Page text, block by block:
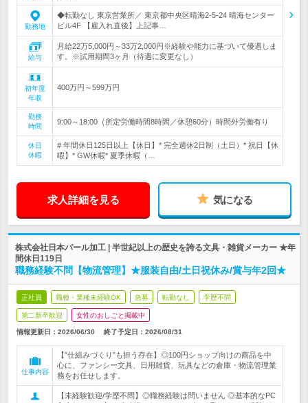
勤務地
◆転勤なし 東京営業所／ 東京都中央区晴海2-5-24 晴海センター
ビル4F 【雇入れ直後】上記事…
給与
月給22万5,000円～33万2,000円※経験や能力に基づいて優遇しま
す。※試用期間3ヶ月（待遇に変更なし）
初年度
年収
400万円～599万円
勤務
時間
9:00～18:00（所定労働時間8時間／休憩60分）時間外労働有り
休日
休暇
# 年間休日125日以上【休日】* 完全週休2日制（土日）* 祝日【休
暇】* GW休暇* 夏季休暇（…
求人詳細を見る 気になる
株式会社日本パール加工 | 半世紀以上の歴史を誇る文具・雑貨メーカー ★年
間休日119日
職務経験不問【物流管理】★服装自由/土日祝休み/賞与年2回★
正社員 職種・業種未経験OK 急募 転勤なし 学歴不問
第二新卒歓迎 女性のおしごと掲載中
情報更新日：2026/06/30 終了予定日： 2026/08/31
仕事内容
【”仕組みづくり”も担う存在】◎100円ショップ向けの商品を中
心に、ファンシー文具、日用雑貨、玩具などの倉庫・物流管理業
務をお任せします。
【未経験歓迎/学歴不問】◎職務経験は問いません ◎基本的なPC